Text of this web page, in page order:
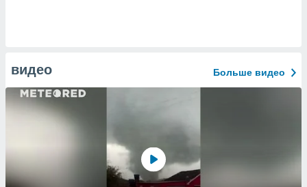
видео Больше видео